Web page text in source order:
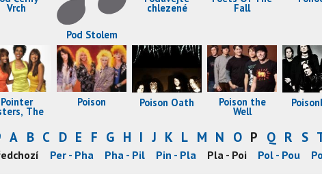
Vrch
Pod Stolem
chlezené Fall
Pointer
The
Poison Poison Oath Poison the
Well
A B C D E F G H I J K L M N O P Q R S
- Per Per - Pha Pha - Pil Pin - Pla Pla - Poi Pol - Pou